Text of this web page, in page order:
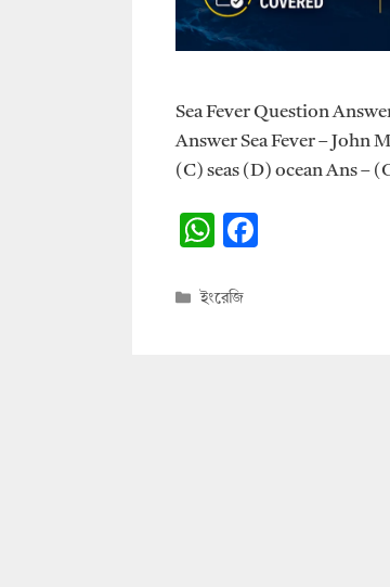
Sea Fever Question
Answer Sea Fever – John
(C) seas (D) ocean Ans –
W
at
Categories
ইংরেজি